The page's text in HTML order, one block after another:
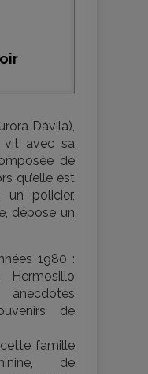
Dávila),
vit avec sa
de
qu’elle est
policier,
dépose un
1980 :
de
famille
de